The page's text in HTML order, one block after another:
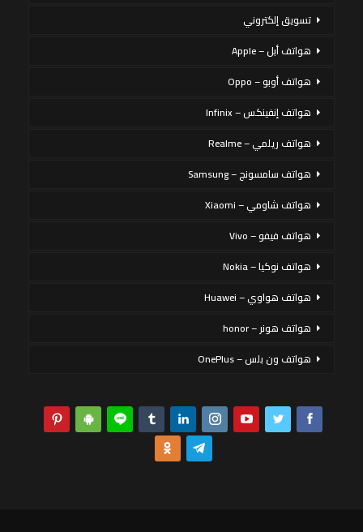
تسويق إلكتروني
هواتف أبل – Apple
هواتف أوبو – Oppo
هواتف إنفينكس – Infinix
هواتف ريلمي – Realme
هواتف سامسونج – Samsung
هواتف شاومي – Xiaomi
هواتف فيفو – Vivo
هواتف نوكيا – Nokia
هواتف هواوي – Huawei
هواتف هونر – honor
هواتف ون بلس – OnePlus